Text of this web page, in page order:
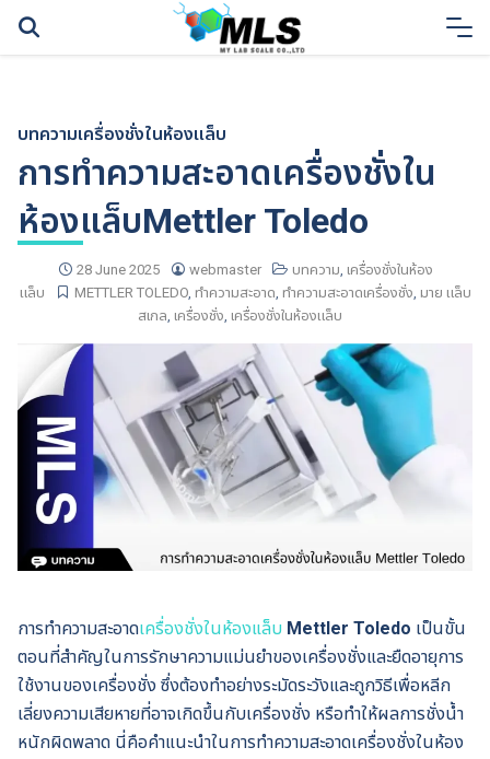
Skip
บทความเครื่องชั่งในห้องแล็บ
การทำความสะอาดเครื่องชั่งใน
ห้องแล็บMettler Toledo
28 June 2025 webmaster บทความ, เครื่องชั่งในห้อง
แล็บ
METTLER TOLEDO, ทำความสะอาด, ทำความสะอาดเครื่องชั่ง, มาย แล็บ
สเกล, เครื่องชั่ง, เครื่องชั่งในห้องแล็บ
การทำความสะอาดเครื่องชั่งในห้องแล็บ Mettler Toledo เป็นขั้น
ตอนที่สำคัญในการรักษาความแม่นยำของเครื่องชั่งและยืดอายุการ
ใช้งานของเครื่องชั่ง ซึ่งต้องทำอย่างระมัดระวังและถูกวิธีเพื่อหลีก
เลี่ยงความเสียหายที่อาจเกิดขึ้นกับเครื่องชั่ง หรือทำให้ผลการชั่งน้ำ
หนักผิดพลาด นี่คือคำแนะนำในการทำความสะอาดเครื่องชั่งในห้อง